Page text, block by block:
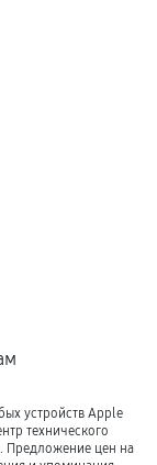
устройств Apple
технического
Предложение цен на